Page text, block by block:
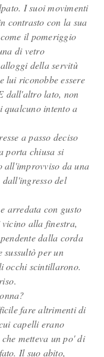
I suoi movimenti
contrasto con la sua
il pomeriggio
di vetro
della servitù
lui riconobbe essere
dall'altro lato, non
qualcuno intento a
a passo deciso
porta chiusa si
all'improvviso da una
dall'ingresso del
arredata con gusto
alla finestra,
dalla corda
sussultò per un
occhi scintillarono.
.
fare altrimenti di
capelli erano
metteva un po' di
Il suo abito,